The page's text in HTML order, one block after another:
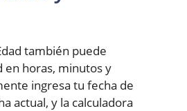
también puede
horas, minutos y
ingresa tu fecha de
actual, y la calculadora